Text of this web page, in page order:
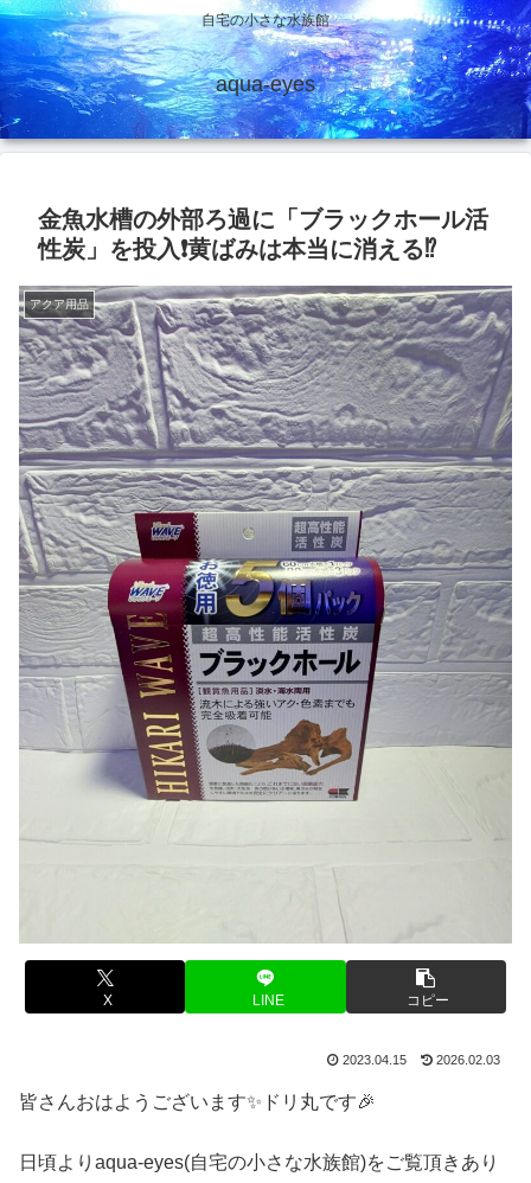
自宅の小さな水族館
aqua-eyes
金魚水槽の外部ろ過に「ブラックホール活
性炭」を投入❗黄ばみは本当に消える⁉️
アクア用品
X LINE コピー
2023.04.15 2026.02.03
皆さんおはようございます✨ドリ丸です🎉
日頃よりaqua-eyes(自宅の小さな水族館)をご覧頂きあり